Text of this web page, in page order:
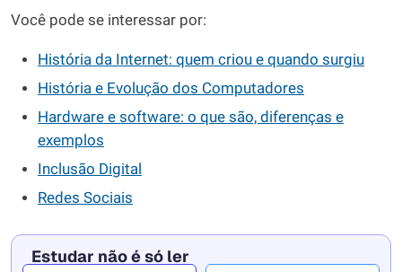
Você pode se interessar por:
História da Internet: quem criou e quando surgiu
História e Evolução dos Computadores
Hardware e software: o que são, diferenças e
exemplos
Inclusão Digital
Redes Sociais
Estudar não é só ler